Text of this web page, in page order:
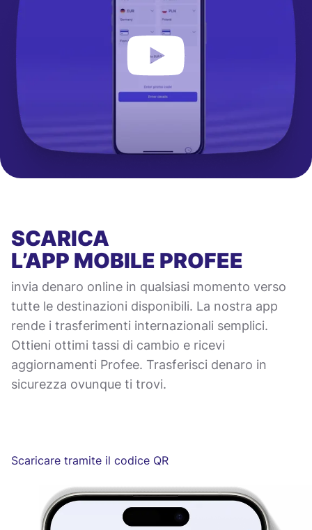
SCARICA
L’APP MOBILE PROFEE
invia denaro online in qualsiasi momento verso
tutte le destinazioni disponibili. La nostra app
rende i trasferimenti internazionali semplici.
Ottieni ottimi tassi di cambio e ricevi
aggiornamenti Profee. Trasferisci denaro in
sicurezza ovunque ti trovi.
Scaricare tramite il codice QR